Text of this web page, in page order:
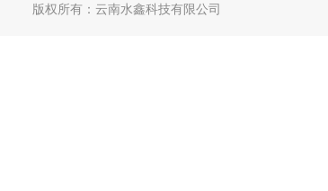
版权所有： 云南水鑫科技有限公司